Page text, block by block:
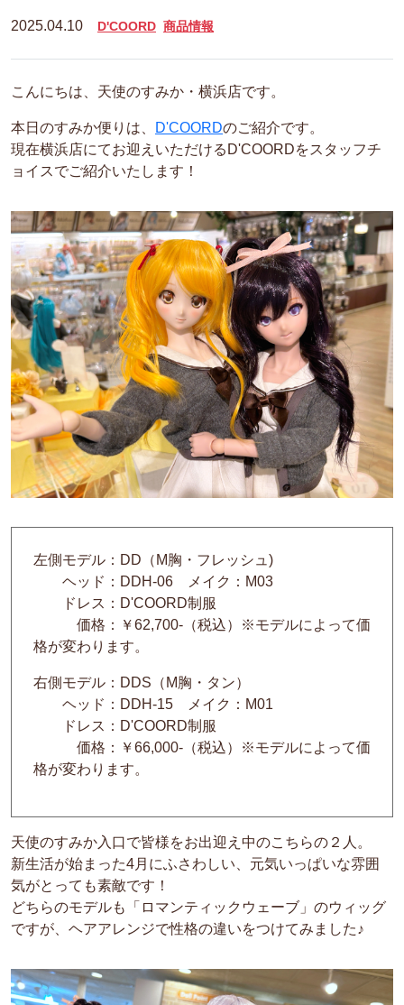
2025.04.10 D'COORD 商品情報
こんにちは、天使のすみか・横浜店です。
本日のすみか便りは、 D'COORDのご紹介です。
現在横浜店にてお迎えいただけるD'COORDをスタッフチ
ョイスでご紹介いたします！
左側モデル：DD（M胸・フレッシュ)
ヘッド：DDH-06 メイク：M03
ドレス：D'COORD制服
価格：￥62,700-（税込）※モデルによって価
格が変わります。
右側モデル：DDS（M胸・タン）
ヘッド：DDH-15 メイク：M01
ドレス：D'COORD制服
価格：￥66,000-（税込）※モデルによって価
格が変わります。
天使のすみか入口で皆様をお出迎え中のこちらの２人。
新生活が始まった4月にふさわしい、元気いっぱいな雰囲
気がとっても素敵です！
どちらのモデルも「ロマンティックウェーブ」のウィッグ
ですが、ヘアアレンジで性格の違いをつけてみました♪